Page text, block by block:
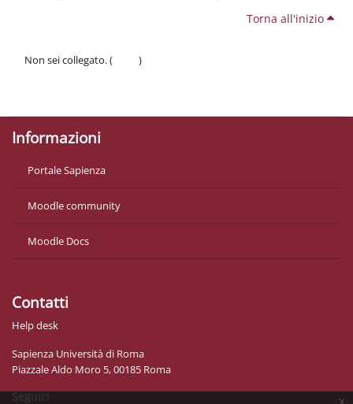
x
Torna all'inizio
Non sei collegato. (
)
Informazioni
Portale Sapienza
Moodle community
Moodle Docs
Contatti
Help desk
Sapienza Università di Roma
Piazzale Aldo Moro 5, 00185 Roma
Seguici